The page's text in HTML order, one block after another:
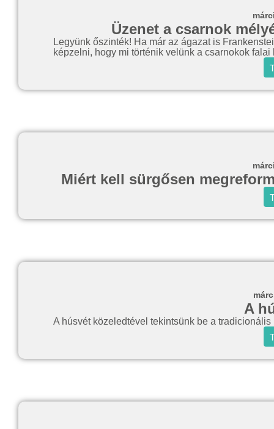
Üzenet a csarnok
Legyünk őszinték! Ha már az ágazat is
képzelni, hogy mi történik velünk a csarnokok falai
Miért kell sürgősen
A
A húsvét közeledtével tekintsünk be a